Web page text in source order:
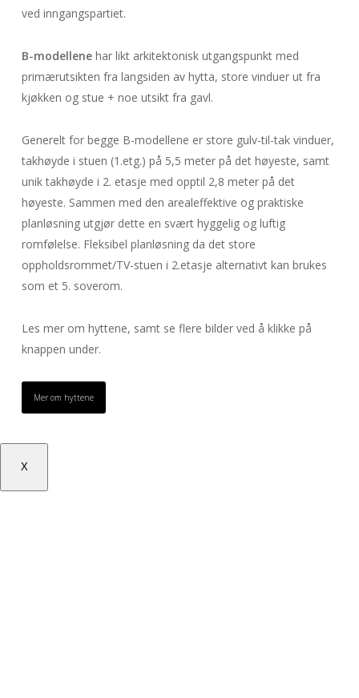
ved inngangspartiet.
B-modellene har likt arkitektonisk utgangspunkt med
primærutsikten fra langsiden av hytta, store vinduer ut fra
kjøkken og stue + noe utsikt fra gavl.
Generelt for begge B-modellene er store gulv-til-tak vinduer,
takhøyde i stuen (1.etg.) på 5,5 meter på det høyeste, samt
unik takhøyde i 2. etasje med opptil 2,8 meter på det
høyeste. Sammen med den arealeffektive og praktiske
planløsning utgjør dette en svært hyggelig og luftig
romfølelse. Fleksibel planløsning da det store
oppholdsrommet/TV-stuen i 2.etasje alternativt kan brukes
som et 5. soverom.
Les mer om hyttene, samt se flere bilder ved å klikke på
knappen under.
Mer om hyttene
X